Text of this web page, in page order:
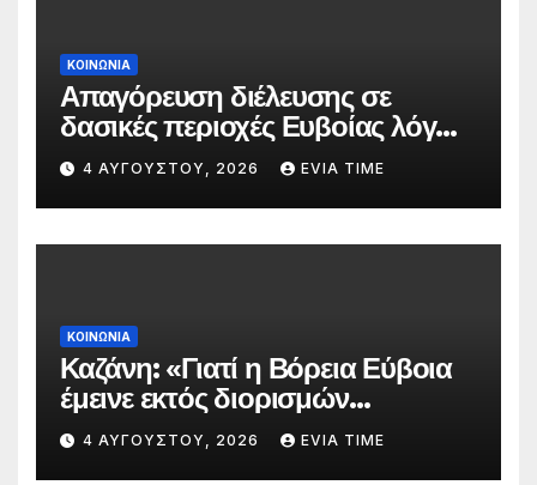
ΚΟΙΝΩΝΙΑ
Απαγόρευση διέλευσης σε
δασικές περιοχές Ευβοίας λόγω
πολύ υψηλού κινδύνου
πυρκαγιάς
4 ΑΥΓΟΎΣΤΟΥ, 2026 EVIA TIME
ΚΟΙΝΩΝΙΑ
Καζάνη: «Γιατί η Βόρεια Εύβοια
έμεινε εκτός διορισμών
δασκάλων;»
4 ΑΥΓΟΎΣΤΟΥ, 2026 EVIA TIME